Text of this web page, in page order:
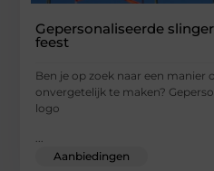
Gepersonaliseerde
feest
Ben je op zoek naar een manier
onvergetelijk te maken?
logo
Aanbiedingen